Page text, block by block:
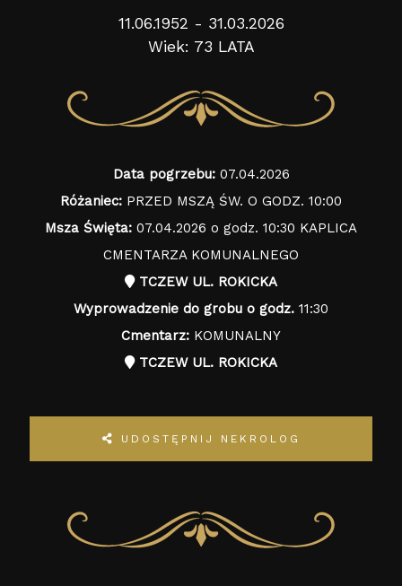
11.06.1952 - 31.03.2026
Wiek: 73 LATA
Data pogrzebu:07.04.2026
Różaniec: PRZED MSZĄ ŚW. O GODZ. 10:00
Msza Święta: 07.04.2026 o godz. 10:30 KAPLICA
CMENTARZA KOMUNALNEGO
TCZEW UL. ROKICKA
Wyprowadzenie do grobu o godz. 11:30
Cmentarz: KOMUNALNY
TCZEW UL. ROKICKA
UDOSTĘPNIJ NEKROLOG